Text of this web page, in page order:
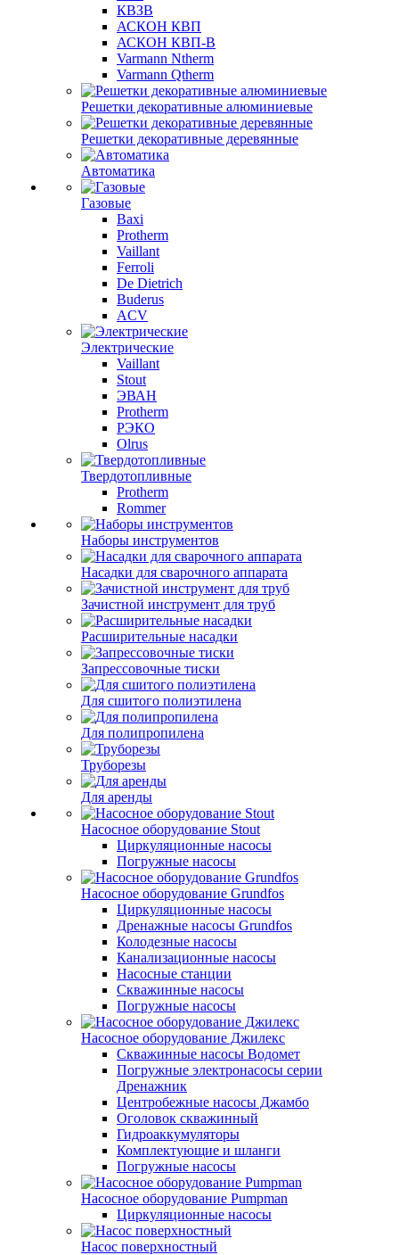
КВЗВ
АСКОН КВП
АСКОН КВП-В
Varmann Ntherm
Varmann Qtherm
Решетки декоративные алюминиевые
Решетки декоративные деревянные
Автоматика
Газовые
Baxi
Protherm
Vaillant
Ferroli
De Dietrich
Buderus
ACV
Электрические
Vaillant
Stout
ЭВАН
Protherm
РЭКО
Olrus
Твердотопливные
Protherm
Rommer
Наборы инструментов
Насадки для сварочного аппарата
Зачистной инструмент для труб
Расширительные насадки
Запрессовочные тиски
Для сшитого полиэтилена
Для полипропилена
Труборезы
Для аренды
Насосное оборудование Stout
Циркуляционные насосы
Погружные насосы
Насосное оборудование Grundfos
Циркуляционные насосы
Дренажные насосы Grundfos
Колодезные насосы
Канализационные насосы
Насосные станции
Скважинные насосы
Погружные насосы
Насосное оборудование Джилекс
Скважинные насосы Водомет
Погружные электронасосы серии
Дренажник
Центробежные насосы Джамбо
Оголовок скважинный
Гидроаккумуляторы
Комплектующие и шланги
Погружные насосы
Насосное оборудование Pumpman
Циркуляционные насосы
Насос поверхностный